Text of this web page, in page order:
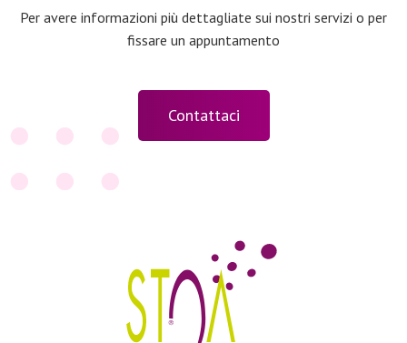
Per avere informazioni più dettagliate sui nostri servizi o per
fissare un appuntamento
Contattaci